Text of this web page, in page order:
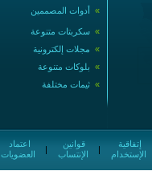
» أدوات المصممين
» سكربتات متنوعة
» مجلات إلكترونية
» بلوكات متنوعة
» ثيمات مختلفة
العضويات
|
الإنتساب
|
الإستخدام